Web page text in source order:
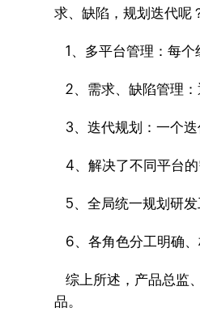
求、缺陷，规划迭代呢
1、多平台管理：每个
2、需求、缺陷管理
3、迭代规划：一个迭
4、解决了不同平台的
5、全局统一规划研发
6、各角色分工明确、
综上所述，产品总监
品。